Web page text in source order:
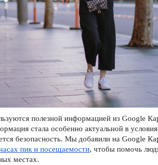
полезной информацией из Google
стала особенно актуальной в
безопасность. Мы добавили на Google
пик и посещаемости, чтобы помочь
местах.